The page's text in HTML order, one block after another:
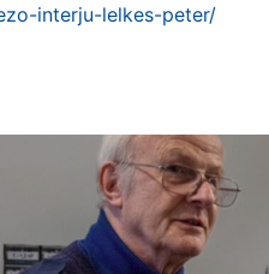
interju-lelkes-peter/